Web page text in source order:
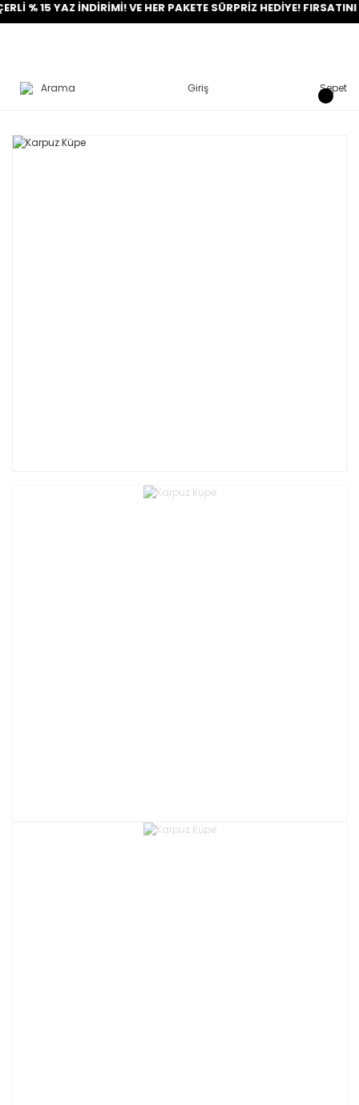
15 YAZ İNDİRİMİ! VE HER PAKETE SÜRPRİZ HEDİYE! FIRSATINI
Arama Giriş Sepet